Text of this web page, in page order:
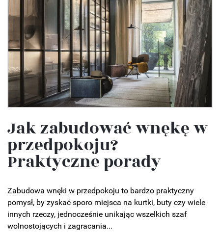
Jak zabudować wnękę w
przedpokoju?
Praktyczne porady
Zabudowa wnęki w przedpokoju to bardzo praktyczny
pomysł, by zyskać sporo miejsca na kurtki, buty czy wiele
innych rzeczy, jednocześnie unikając wszelkich szaf
wolnostojących i zagracania...